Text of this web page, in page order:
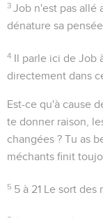
3 Job n'est pas allé
dénature sa
4 Il parle ici de Job
directement dans
Est-ce qu'à cause
te donner raison,
changées ? Tu as
méchants finit
5 5 à 21 Le sort des